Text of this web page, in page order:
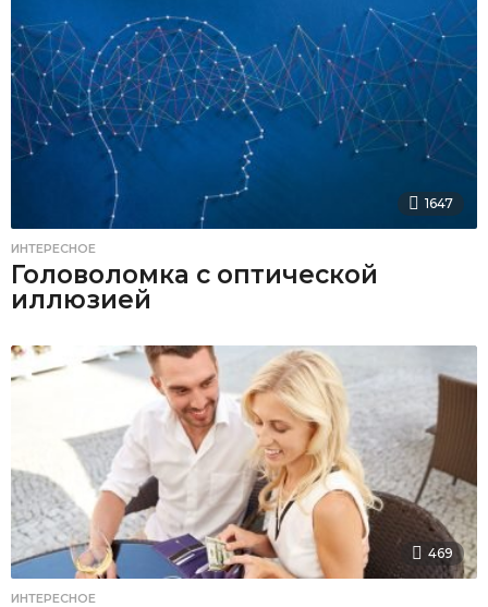
1647
ИНТЕРЕСНОЕ
Головоломка с оптической
иллюзией
469
ИНТЕРЕСНОЕ